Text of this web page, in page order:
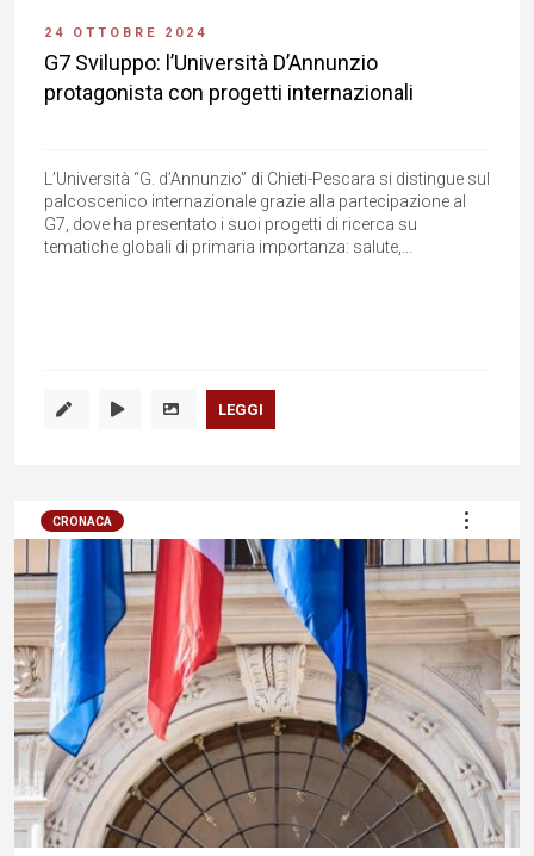
24 OTTOBRE 2024
G7 Sviluppo: l’Università D’Annunzio
protagonista con progetti internazionali
L’Università “G. d’Annunzio” di Chieti-Pescara si distingue sul
palcoscenico internazionale grazie alla partecipazione al
G7, dove ha presentato i suoi progetti di ricerca su
tematiche globali di primaria importanza: salute,...
LEGGI
CRONACA